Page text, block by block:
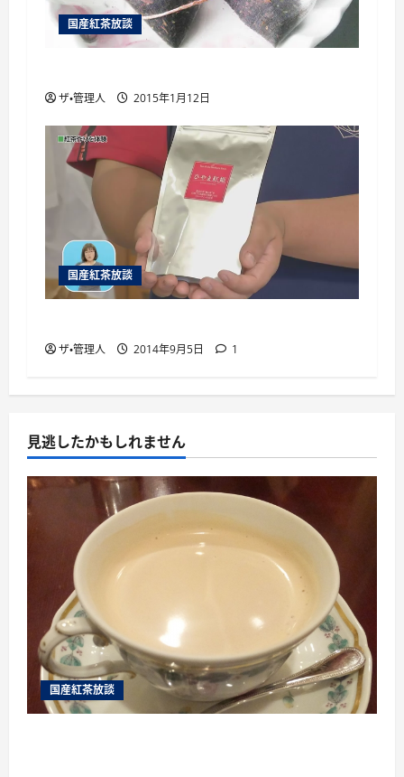
国産紅茶放談
ザ・管理人 2015年1月12日
国産紅茶放談
ザ・管理人 2014年9月5日 1
見逃したかもしれません
国産紅茶放談